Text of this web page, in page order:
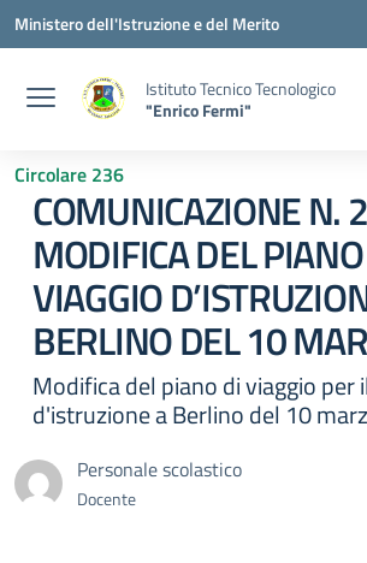
Vai ai contenuti
Vai al menu di navigazione
Vai al footer
Ministero dell'Istruzione e del Merito
Istituto Tecnico Tecnologico
"Enrico Fermi"
Circolare 236
COMUNICAZIONE N.
MODIFICA DEL
VIAGGIO
BERLINO DEL 10
Modifica del piano di viaggio per
d'istruzione a Berlino del 10
Personale scolastico
Docente